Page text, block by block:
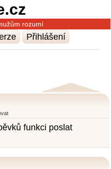
rozumí
Přihlášení
funkci poslat